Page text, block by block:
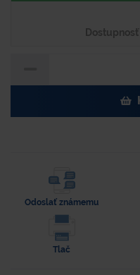
Odoslať známemu
Tlač